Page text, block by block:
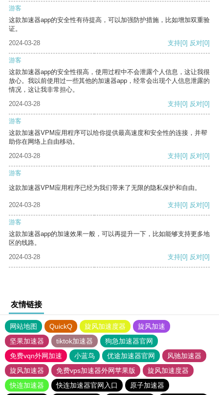
游客
这款加速器app的安全性有待提高，可以加强防护措施，比如增加双重验
证。
2024-03-28
支持[0] 反对[0]
游客
这款加速器app的安全性很高，使用过程中不会泄露个人信息，这让我很
放心。我以前使用过一些其他的加速器app，经常会出现个人信息泄露的
情况，这让我非常担心。
2024-03-28
支持[0] 反对[0]
游客
这款加速器VPM应用程序可以给你提供最高速度和安全性的连接，并帮
助你在网络上自由移动。
2024-03-28
支持[0] 反对[0]
游客
这款加速器VPM应用程序已经为我们带来了无限的隐私保护和自由。
2024-03-28 支持[0] 反对[0]
游客
这款加速器app的加速效果一般，可以再提升一下，比如能够支持更多地
区的线路。
2024-03-28
支持[0] 反对[0]
友情链接
网站地图 QuickQ 旋风加速度器
旋风加速
坚果加速器
tiktok加速器
狗急加速器官网
免费vqn外网加速
小蓝鸟 优途加速器官网
风驰加速器
旋风加速器
免费vps加速器外网苹果版
旋风加速度器
快连加速器
快连加速器官网入口 原子加速器